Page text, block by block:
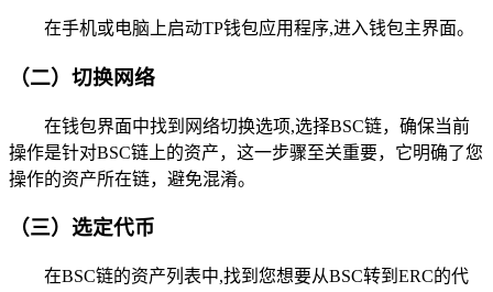
在手机或电脑上启动TP钱包应用程序,进入钱包主界面。
（二）切换网络
在钱包界面中找到网络切换选项,选择BSC链，确保当前
操作是针对BSC链上的资产，这一步骤至关重要，它明确了您
操作的资产所在链，避免混淆。
（三）选定代币
在BSC链的资产列表中,找到您想要从BSC转到ERC的代